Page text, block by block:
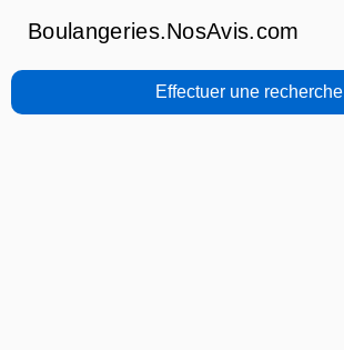
Boulangeries.NosAvis.com
Effectuer une recherche